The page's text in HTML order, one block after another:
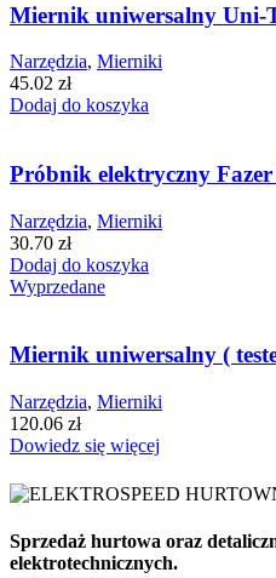
Miernik uniwersalny Uni-
Narzędzia, Mierniki
45.02 zł
Dodaj do koszyka
Próbnik elektryczny Fazer
Narzędzia, Mierniki
30.70 zł
Dodaj do koszyka
Wyprzedane
Miernik uniwersalny (
Narzędzia, Mierniki
120.06 zł
Dowiedz się więcej
Sprzedaż hurtowa oraz
elektrotechnicznych.